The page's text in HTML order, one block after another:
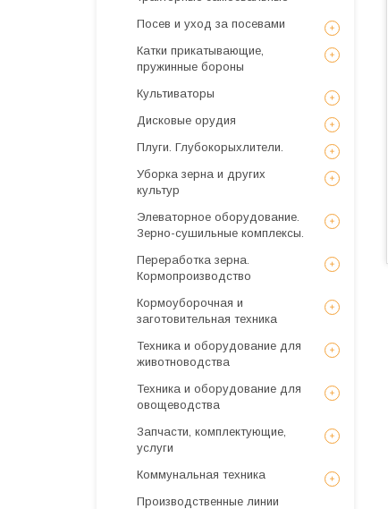
Посев и уход за посевами
Катки прикатывающие,
пружинные бороны
Культиваторы
Дисковые орудия
Плуги. Глубокорыхлители.
Уборка зерна и других
культур
Элеваторное оборудование.
Зерно-сушильные комплексы.
Переработка зерна.
Кормопроизводство
Кормоуборочная и
заготовительная техника
Техника и оборудование для
животноводства
Техника и оборудование для
овощеводства
Запчасти, комплектующие,
услуги
Коммунальная техника
Производственные линии